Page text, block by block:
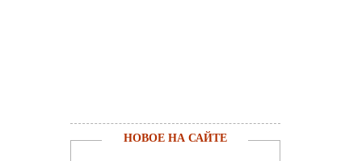
НОВОЕ НА САЙТЕ